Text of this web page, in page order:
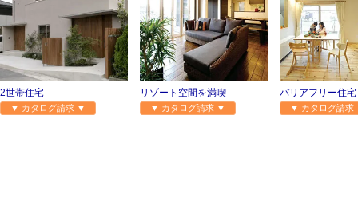
2世帯住宅
▼ カタログ請求 ▼
リゾート空間を満喫
▼ カタログ請求 ▼
バリアフリー住宅
▼ カタログ請